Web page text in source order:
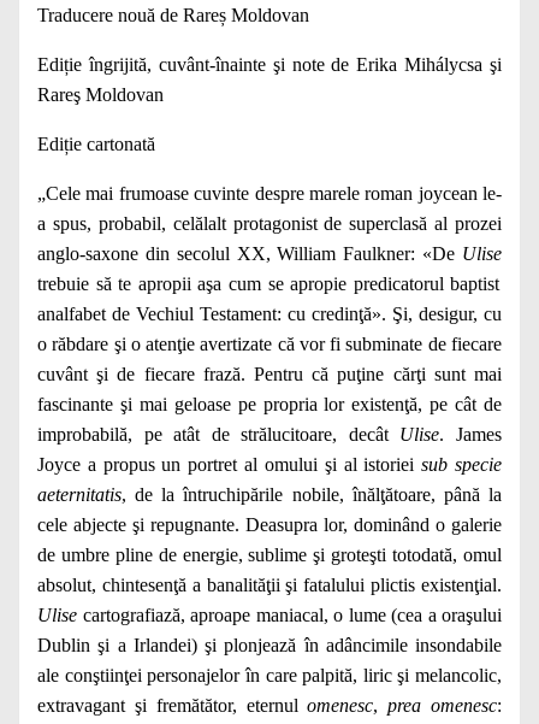
Traducere nouă de Rareș Moldovan
Ediție îngrijită, cuvânt-înainte şi note de Erika Mihálycsa şi
Rareş Moldovan
Ediție cartonată
„Cele mai frumoase cuvinte despre marele roman joycean le-
a spus, probabil, celălalt protagonist de superclasă al prozei
anglo-saxone din secolul XX, William Faulkner: «De Ulise
trebuie să te apropii aşa cum se apropie predicatorul baptist
analfabet de Vechiul Testament: cu credinţă». Şi, desigur, cu
o răbdare şi o atenţie avertizate că vor fi subminate de fiecare
cuvânt şi de fiecare frază. Pentru că puţine cărţi sunt mai
fascinante şi mai geloase pe propria lor existenţă, pe cât de
improbabilă, pe atât de strălucitoare, decât Ulise. James
Joyce a propus un portret al omului şi al istorieisub specie
aeternitatis, de la întruchipările nobile, înălţătoare, până la
cele abjecte şi repugnante. Deasupra lor, dominând o galerie
de umbre pline de energie, sublime şi groteşti totodată, omul
absolut, chintesenţă a banalităţii şi fatalului plictis existenţial.
Ulise cartografiază, aproape maniacal, o lume (cea a oraşului
Dublin şi a Irlandei) şi plonjează în adâncimile insondabile
ale conştiinţei personajelor în care palpită, liric şi melancolic,
extravagant şi fremătător, eternulomenesc,prea omenesc: